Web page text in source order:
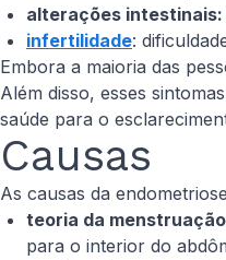
alterações intestinais:
infertilidade:
Embora a maioria das
Além disso, esses
saúde para o
Causas
As causas da
teoria da
para o interior do